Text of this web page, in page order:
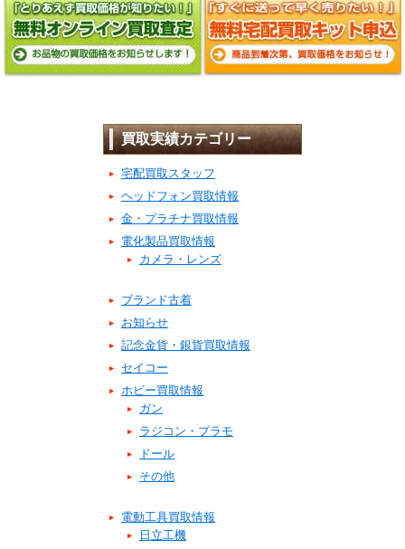
買取実績カテゴリー
宅配買取スタッフ
ヘッドフォン買取情報
金・プラチナ買取情報
電化製品買取情報
カメラ・レンズ
ブランド古着
お知らせ
記念金貨・銀貨買取情報
セイコー
ホビー買取情報
ガン
ラジコン・プラモ
ドール
その他
電動工具買取情報
日立工機